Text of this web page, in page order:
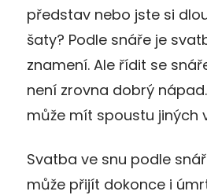
představ nebo jste si
šaty? Podle snáře je
znamení. Ale řídit se
není zrovna dobrý
může mít spoustu jiných
Svatba ve snu podle
může přijít dokonce i